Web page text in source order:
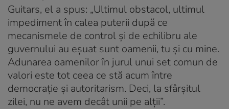
Guitars, el a spus: „Ultimul obstacol, ultimul
impediment în calea puterii după ce
mecanismele de control și de echilibru ale
guvernului au eșuat sunt oamenii, tu și cu mine.
Adunarea oamenilor în jurul unui set comun de
valori este tot ceea ce stă acum între
democrație și autoritarism. Deci, la sfârșitul
zilei, nu ne avem decât unii pe alții”.